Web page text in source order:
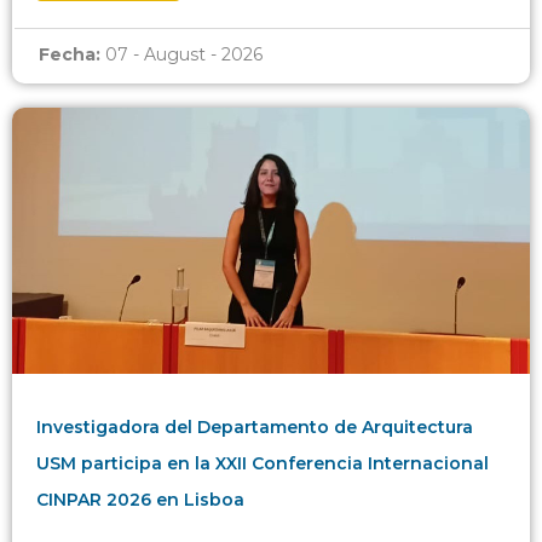
Fecha: 07 - August - 2026
Investigadora del Departamento de Arquitectura
USM participa en la XXII Conferencia Internacional
CINPAR 2026 en Lisboa